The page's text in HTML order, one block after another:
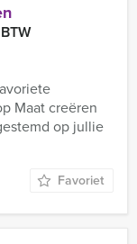
Maat creëren
op jullie
Favoriet